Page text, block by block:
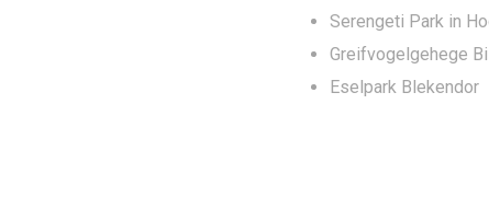
Serengeti Park in
Greifvogelgehege
Eselpark Blekendor